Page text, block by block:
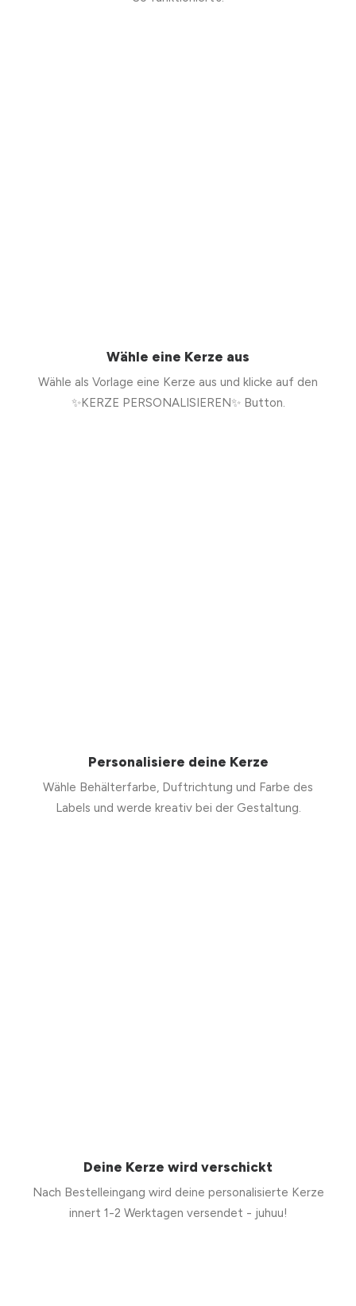
Wähle eine Kerze aus
Wähle als Vorlage eine Kerze aus und klicke auf den
✨KERZE PERSONALISIEREN✨ Button.
Personalisiere deine Kerze
Wähle Behälterfarbe, Duftrichtung und Farbe des
Labels und werde kreativ bei der Gestaltung.
Deine Kerze wird verschickt
Nach Bestelleingang wird deine personalisierte Kerze
innert 1-2 Werktagen versendet - juhuu!